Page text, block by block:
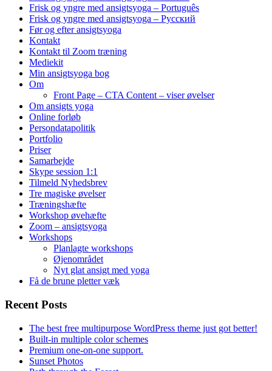
Frisk og yngre med ansigtsyoga – Português
Frisk og yngre med ansigtsyoga – Русский
Før og efter ansigtsyoga
Kontakt
Kontakt til Zoom træning
Mediekit
Min ansigtsyoga bog
Om
Front Page – CTA Content – viser øvelser
Om ansigts yoga
Online forløb
Persondatapolitik
Portfolio
Priser
Samarbejde
Skype session 1:1
Tilmeld Nyhedsbrev
Tre magiske øvelser
Træningshæfte
Workshop øvehæfte
Zoom – ansigtsyoga
Workshops
Planlagte workshops
Øjenområdet
Nyt glat ansigt med yoga
Få de brune pletter væk
Recent Posts
The best free multipurpose WordPress theme just got better!
Built-in multiple color schemes
Premium one-on-one support.
Sunset Photos